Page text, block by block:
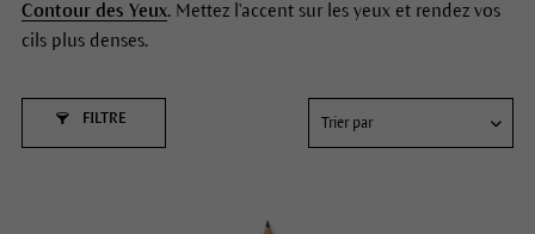
Contour des Yeux. Mettez l'accent sur les yeux et rendez vos
cils plus denses.
FILTRE